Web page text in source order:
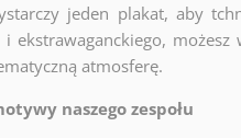
jeden plakat, aby
i ekstrawaganckiego,
atmosferę.
naszego zespołu